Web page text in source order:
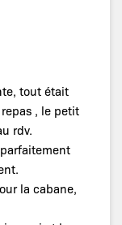
tout était
, le petit
rdv.
la cabane,